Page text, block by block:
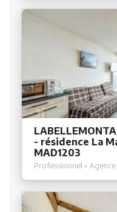
- résidence La
MAD1203
Professionnel • Agence